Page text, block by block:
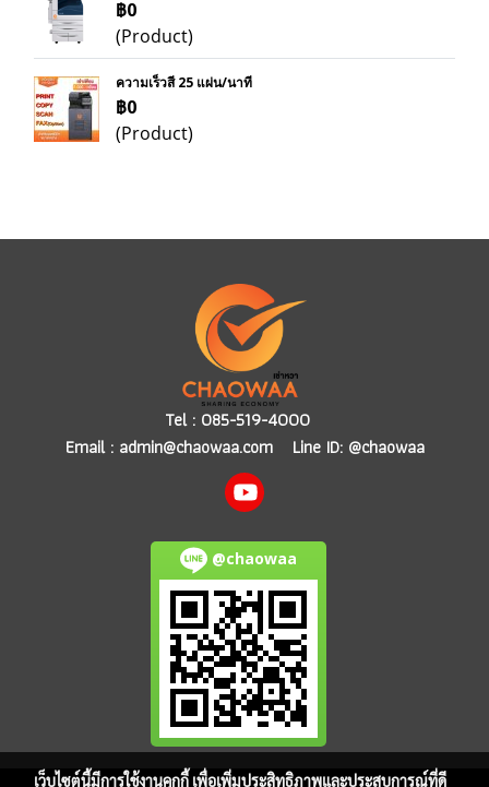
฿0
(Product)
ความเร็วสี 25 แผ่น/นาที
฿0
(Product)
Tel : 085-519-4000
Email : admin@chaowaa.comLine ID: @chaowaa
@chaowaa
เว็บไซต์นี้มีการใช้งานคุกกี้ เพื่อเพิ่มประสิทธิภาพและประสบการณ์ที่ดี